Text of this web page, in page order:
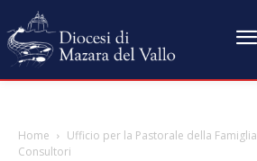
Home Ufficio per la Pastorale della Famiglia
Consultori